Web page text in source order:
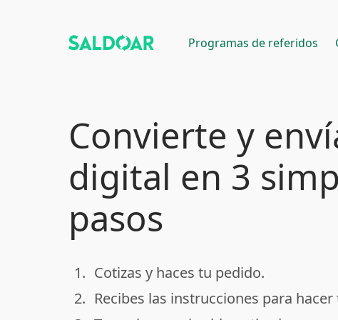
Programas de referidos
Convierte y
digital en 3
pasos
done
1. Cotizas y haces tu pedido.
done
2. Recibes las instrucciones para hacer